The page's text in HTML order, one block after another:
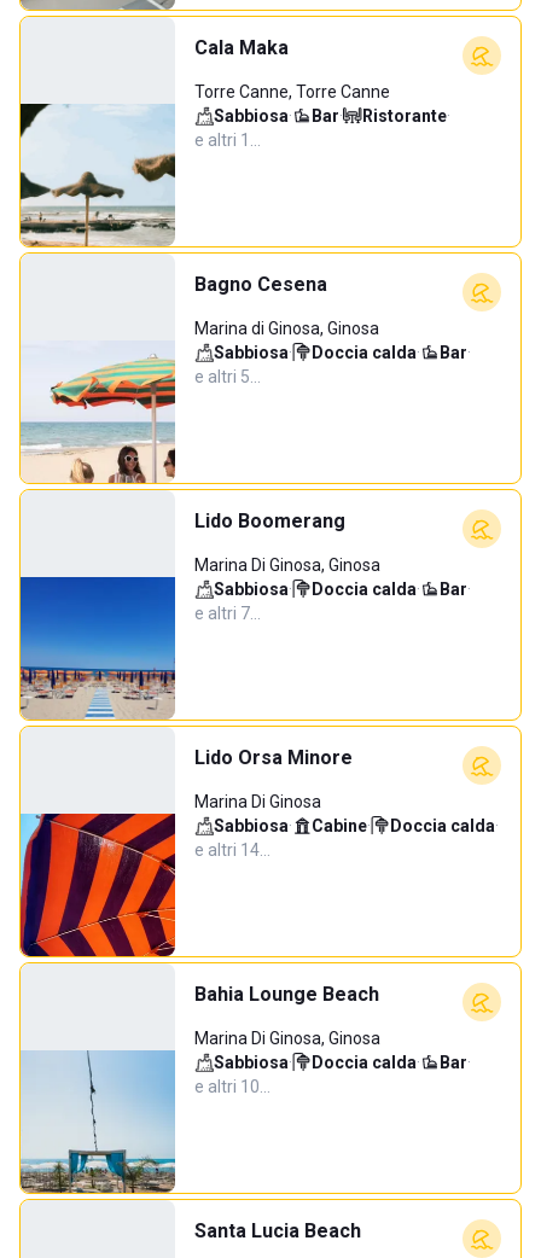
Cala Maka
Torre Canne, Torre Canne
Sabbiosa· Bar· Ristorante·
e altri 1…
Bagno Cesena
Marina di Ginosa, Ginosa
Sabbiosa· Doccia calda· Bar·
e altri 5…
Lido Boomerang
Marina Di Ginosa, Ginosa
Sabbiosa· Doccia calda· Bar·
e altri 7…
Lido Orsa Minore
Marina Di Ginosa
Sabbiosa· Cabine· Doccia calda·
e altri 14…
Bahia Lounge Beach
Marina Di Ginosa, Ginosa
Sabbiosa· Doccia calda· Bar·
e altri 10…
Santa Lucia Beach